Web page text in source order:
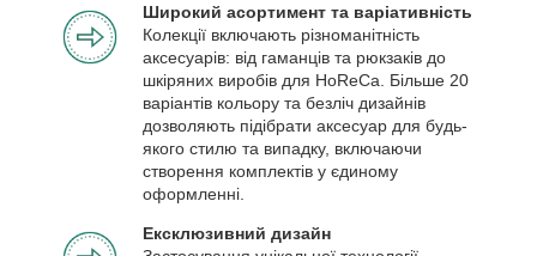
Широкий асортимент та варіативність
Колекції включають різноманітність
аксесуарів: від гаманців та рюкзаків до
шкіряних виробів для HoReCa. Більше 20
варіантів кольору та безліч дизайнів
дозволяють підібрати аксесуар для будь-
якого стилю та випадку, включаючи
створення комплектів у єдиному
оформленні.
Ексклюзивний дизайн